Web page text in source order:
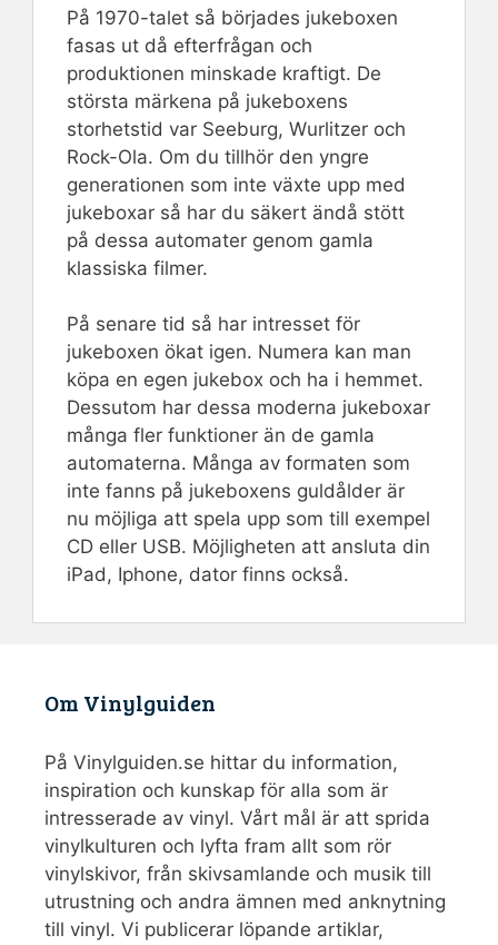
På 1970-talet så börjades jukeboxen
fasas ut då efterfrågan och
produktionen minskade kraftigt. De
största märkena på jukeboxens
storhetstid var Seeburg, Wurlitzer och
Rock-Ola. Om du tillhör den yngre
generationen som inte växte upp med
jukeboxar så har du säkert ändå stött
på dessa automater genom gamla
klassiska filmer.
På senare tid så har intresset för
jukeboxen ökat igen. Numera kan man
köpa en egen jukebox och ha i hemmet.
Dessutom har dessa moderna jukeboxar
många fler funktioner än de gamla
automaterna. Många av formaten som
inte fanns på jukeboxens guldålder är
nu möjliga att spela upp som till exempel
CD eller USB. Möjligheten att ansluta din
iPad, Iphone, dator finns också.
Om Vinylguiden
På Vinylguiden.se hittar du information,
inspiration och kunskap för alla som är
intresserade av vinyl. Vårt mål är att sprida
vinylkulturen och lyfta fram allt som rör
vinylskivor, från skivsamlande och musik till
utrustning och andra ämnen med anknytning
till vinyl. Vi publicerar löpande artiklar,